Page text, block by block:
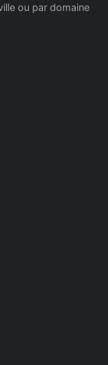
ou par domaine